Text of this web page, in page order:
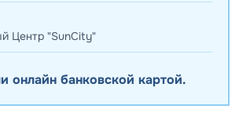
Центр "SunCity"
онлайн банковской картой.